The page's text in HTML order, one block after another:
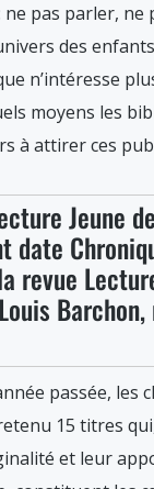
pas parler, ne
des
n’intéresse
moyens les
à attirer ces
Jeune
date
revue
passée, les
15 titres
et leur